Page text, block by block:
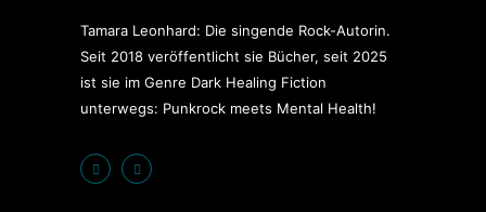
Tamara Leonhard: Die singende Rock-Autorin.
Seit 2018 veröffentlicht sie Bücher, seit 2025
ist sie im Genre Dark Healing Fiction
unterwegs: Punkrock meets Mental Health!